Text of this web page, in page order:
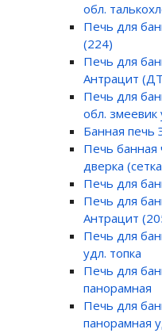
обл.
Печь для
(224)
Печь для
Антрацит
Печь для
обл. змеевик
Банная
Печь банная
дверка
Печь для
Печь для
Антрацит
Печь для
удл. топка
Печь для
панорамная
Печь для
панорамная